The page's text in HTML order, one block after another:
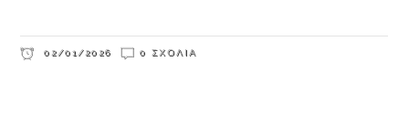
02/01/2026 0 ΣΧΌΛΙΑ